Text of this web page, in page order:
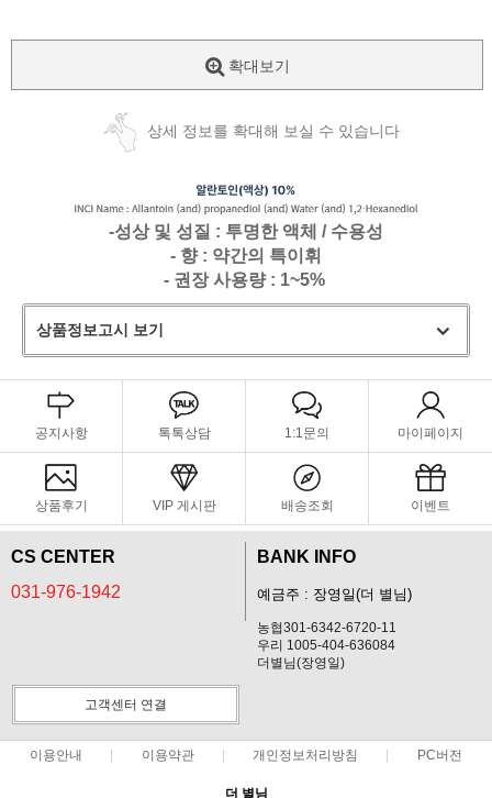
확대보기
상세 정보를 확대해 보실 수 있습니다
-성상 및 성질 : 투명한 액체 / 수용성
- 향 : 약간의 특이휘
- 권장 사용량 : 1~5%
상품정보고시 보기
공지사항 톡톡상담 1:1문의 마이페이지
상품후기 VIP 게시판 배송조회 이벤트
CS CENTER
031-976-1942
BANK INFO
예금주 : 장영일(더 별님)
농협301-6342-6720-11
우리 1005-404-636084
더별님(장영일)
고객센터 연결
이용안내 이용약관 개인정보처리방침 PC버전
더 별님